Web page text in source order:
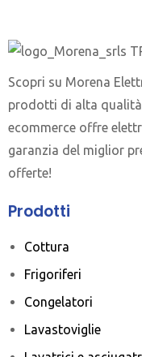
Scopri su Morena
prodotti di alta
ecommerce offre
garanzia del miglior
offerte!
Prodotti
Cottura
Frigoriferi
Congelatori
Lavastoviglie